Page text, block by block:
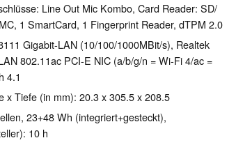
Line Out Mic Kombo, Card Reader: SD/​
1 SmartCard, 1 Fingerprint Reader, dTPM 2.0
Gigabit-LAN (10/100/1000MBit/s), Realtek
802.11ac PCI-E NIC (a/b/g/n = Wi-Fi 4/ac =
4.1
x Tiefe (in mm): 20.3 x 305.5 x 208.5
23+48 Wh (integriert+gesteckt),
10 h